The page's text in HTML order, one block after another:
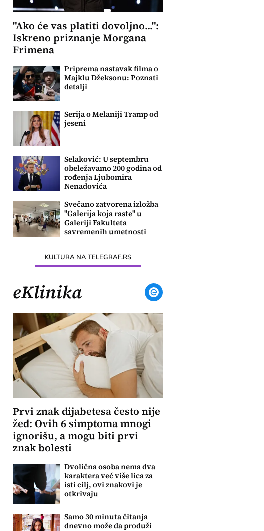
"Ako će vas platiti dovoljno...":
Iskreno priznanje Morgana
Frimena
Priprema nastavak filma o
Majklu Džeksonu: Poznati
detalji
Serija o Melaniji Tramp od
jeseni
Selaković: U septembru
obeležavamo 200 godina od
rođenja Ljubomira
Nenadovića
Svečano zatvorena izložba
"Galerija koja raste" u
Galeriji Fakulteta
savremenih umetnosti
KULTURA NA TELEGRAF.RS
eKlinika
Prvi znak dijabetesa često nije
žeđ: Ovih 6 simptoma mnogi
ignorišu, a mogu biti prvi
znak bolesti
Dvolična osoba nema dva
karaktera već više lica za
isti cilj, ovi znakovi je
otkrivaju
Samo 30 minuta čitanja
dnevno može da produži